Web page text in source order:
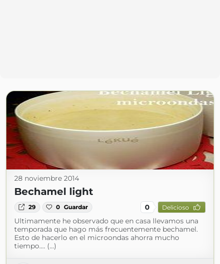
28 noviembre 2014
Bechamel light
29 0 Guardar 0 Delicioso
Ultimamente he observado que en casa llevamos una
temporada que hago más frecuentemente bechamel.
Esto de hacerlo en el microondas ahorra mucho
tiempo.... (...)